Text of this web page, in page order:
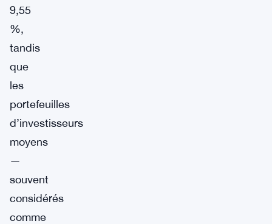
9,55
%,
tandis
que
les
portefeuilles
d’investisseurs
moyens
—
souvent
considérés
comme